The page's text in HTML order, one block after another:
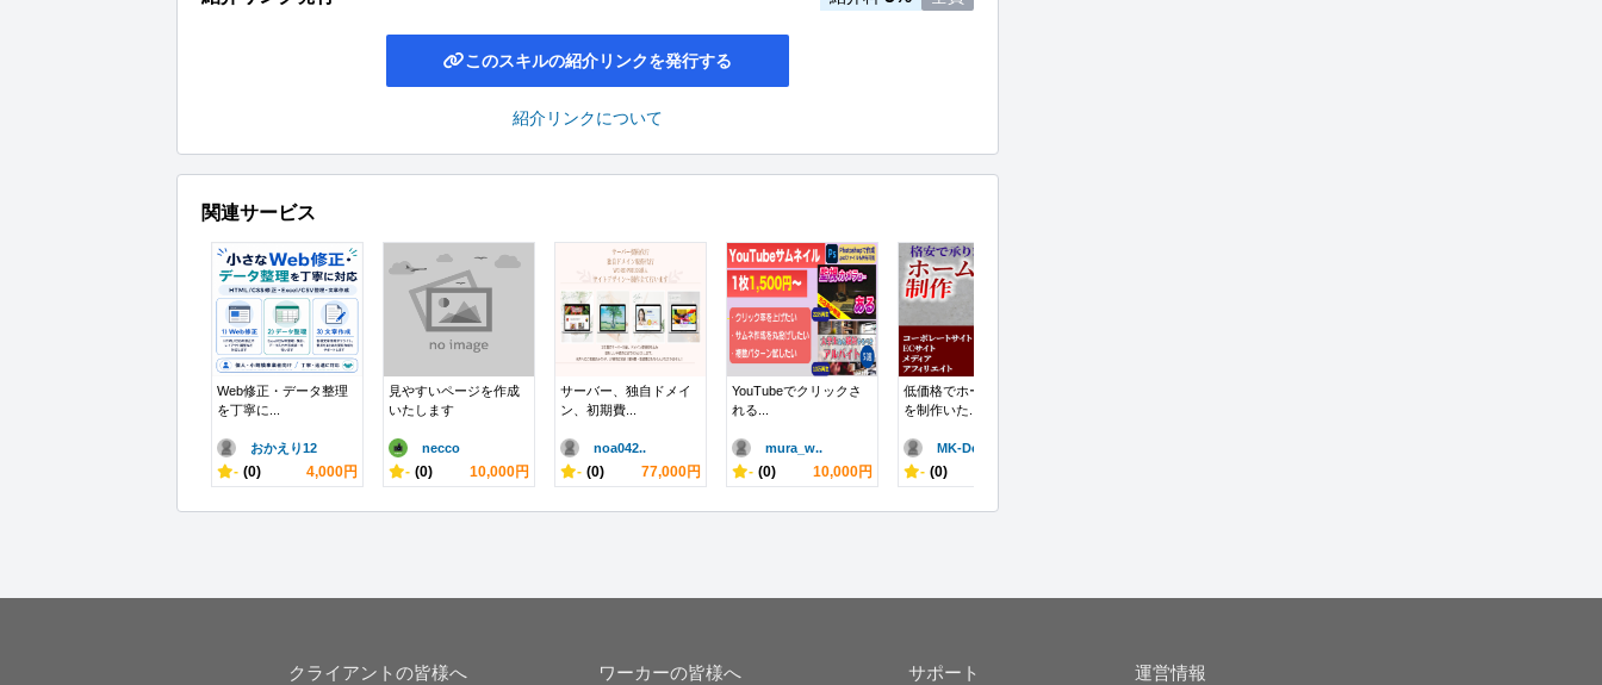
このスキルの紹介リンクを発行する
紹介リンクについて
関連サービス
Web修正・データ整理
を丁寧に...
おかえり12
- (0) 4,000円
見やすいページを作成
いたします
necco
- (0) 10,000円
サーバー、独自ドメイ
ン、初期費...
noa042..
- (0) 77,000円
YouTubeでクリックさ
れる...
mura_w..
- (0) 10,000円
低価格でホームページ
を制作いた...
MK-Des..
- (0)
クライアントの皆様へ ワーカーの皆様へ サポート 運営情報